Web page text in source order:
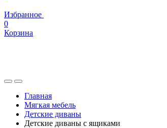
Избранное
0
Корзина
Главная
Мягкая мебель
Детские диваны
Детские диваны с ящиками